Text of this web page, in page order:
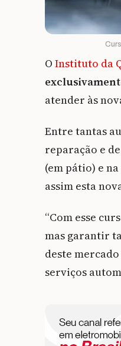
O Instituto da
atender às
Entre tantas
reparação e
(em pátio) e
assim esta
“Com esse
mas garantir
deste
serviços